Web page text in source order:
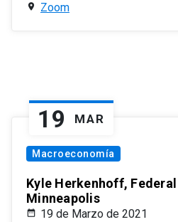
Zoom
19 MAR
Macroeconomía
Kyle Herkenhoff,
Minneapolis
19 de Marzo de 2021